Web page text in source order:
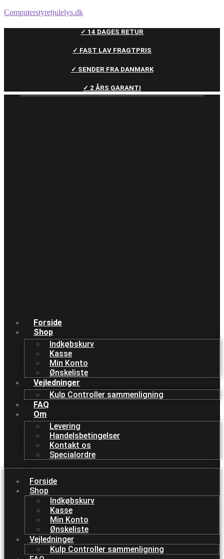
Computerstyretjulelys.dk
✓ 14 DAGES RETUR
✓ FAST LAV FRAGTPRIS
✓ SENDER FRA DANMARK
✓ 2 ÅRS GARANTI
Forside
Shop
Indkøbskurv
Kasse
Min Konto
Ønskeliste
Vejledninger
Kulp Controller sammenligning
FAQ
Om
Levering
Handelsbetingelser
Kontakt os
Specialordre
Forside
Shop
Indkøbskurv
Kasse
Min Konto
Ønskeliste
Vejledninger
Kulp Controller sammenligning